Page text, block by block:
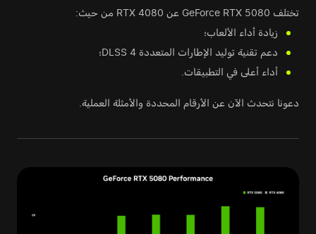
تختلف GeForce RTX 5080 عن RTX 4080 من حيث:
زيادة أداء الألعاب؛
دعم تقنية توليد الإطارات المتعددة DLSS 4؛
أداء أعلى في التطبيقات.
دعونا نتحدث الآن عن الأرقام المحددة والأمثلة العملية.